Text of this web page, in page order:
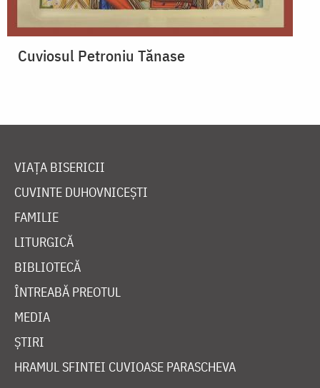
Cuviosul Petroniu Tănase
VIAȚA BISERICII
CUVINTE DUHOVNICEȘTI
FAMILIE
LITURGICĂ
BIBLIOTECĂ
ÎNTREABĂ PREOTUL
MEDIA
ȘTIRI
HRAMUL SFINTEI CUVIOASE PARASCHEVA